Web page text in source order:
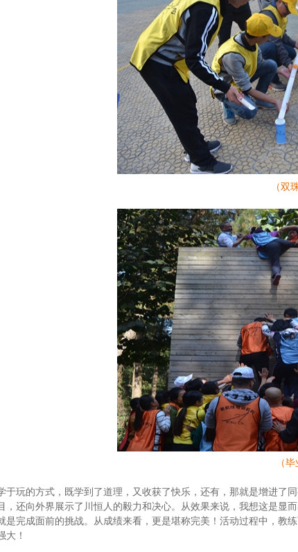
（双
（
于玩的方式，既学到了道理，又收获了快乐，还有，那就是增进了
，还向外界展示了川恒人的毅力和决心。从效果来说，我想这是
完成面前的挑战。从成绩来看，更是堪称完美！活动过程中，教
大！